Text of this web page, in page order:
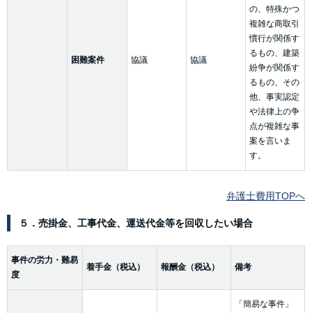
困難案件 協議 協議
の、特殊かつ
複雑な商取引
慣行が関係す
るもの、建築
紛争が関係す
るもの、その
他、事実認定
や法律上の争
点が複雑な事
案を言いま
す。
弁護士費用TOPへ
５．売掛金、工事代金、運送代金等を回収したい場合
事件の労力・難易
度
着手金（税込） 報酬金（税込） 備考
「簡易な事件」